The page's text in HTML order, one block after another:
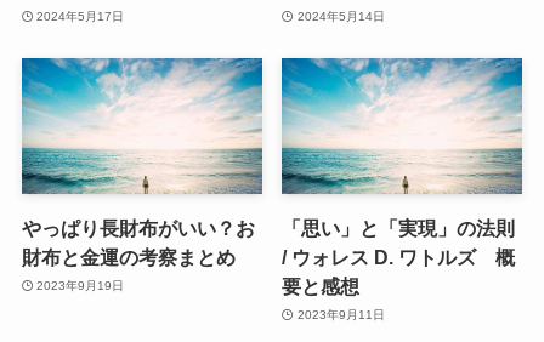
2024年5月17日 2024年5月14日
やっぱり長財布がいい？お
財布と金運の考察まとめ
2023年9月19日
「思い」と「実現」の法則
/ ウォレス D. ワトルズ 概
要と感想
2023年9月11日